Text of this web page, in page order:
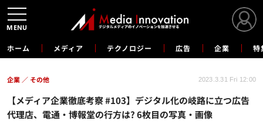
ホーム メディア テクノロジー 広告 企業 特
【メディア企業徹底考察 #103】デジタル化の岐路に立つ広告
代理店、電通・博報堂の行方は? 6枚目の写真・画像
企業 その他 2023.3.31 Fri 12:00
MENU